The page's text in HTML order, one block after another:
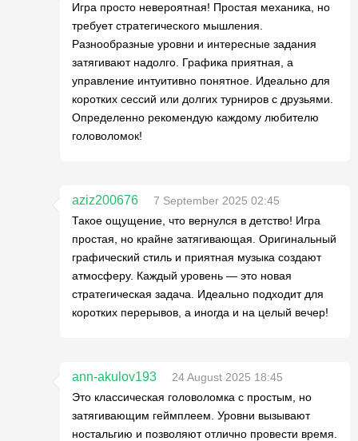
Игра просто невероятная! Простая механика, но
требует стратегического мышления.
Разнообразные уровни и интересные задания
затягивают надолго. Графика приятная, а
управление интуитивно понятное. Идеально для
коротких сессий или долгих турниров с друзьями.
Определенно рекомендую каждому любителю
головоломок!
aziz200676
7 September 2025 02:45
Такое ощущение, что вернулся в детство! Игра
простая, но крайне затягивающая. Оригинальный
графический стиль и приятная музыка создают
атмосферу. Каждый уровень — это новая
стратегическая задача. Идеально подходит для
коротких перерывов, а иногда и на целый вечер!
ann-akulov193
24 August 2025 18:45
Это классическая головоломка с простым, но
затягивающим геймплеем. Уровни вызывают
ностальгию и позволяют отлично провести время.